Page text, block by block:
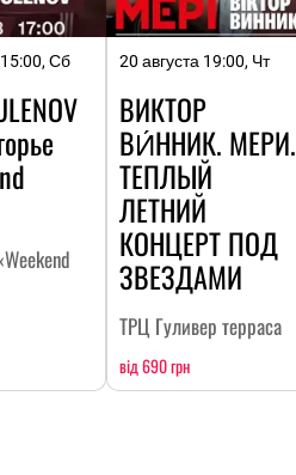
15:00, Сб 20 августа 19:00, Чт
ВИКТОР
ВИ́ННИК. МЕРИ.
ТЕПЛЫЙ
ЛЕТНИЙ
КОНЦЕРТ ПОД
ЗВЕЗДАМИ
ТРЦ Гуливер терраса
від 690 грн